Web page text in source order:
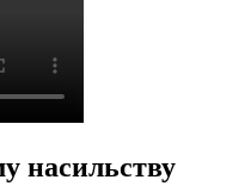
насильству